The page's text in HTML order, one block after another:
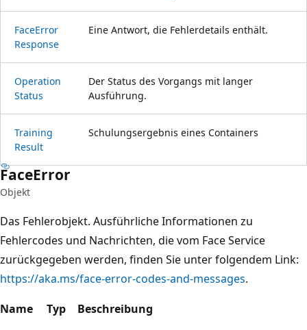
FaceError
Response
Eine Antwort, die Fehlerdetails enthält.
Operation
Status
Der Status des Vorgangs mit langer
Ausführung.
Training
Result
Schulungsergebnis eines Containers
FaceError
Objekt
Das Fehlerobjekt. Ausführliche Informationen zu
Fehlercodes und Nachrichten, die vom Face Service
zurückgegeben werden, finden Sie unter folgendem Link:
https://aka.ms/face-error-codes-and-messages.
Name
Typ Beschreibung